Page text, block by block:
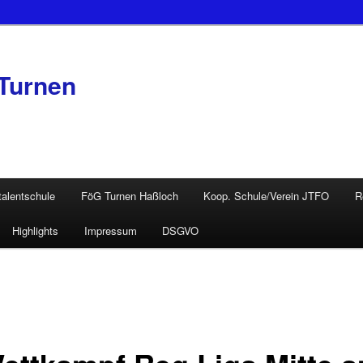
FöG Turnen Haßloch Koop. Schule/Verein JTFO
Highlights Impressum DSGVO